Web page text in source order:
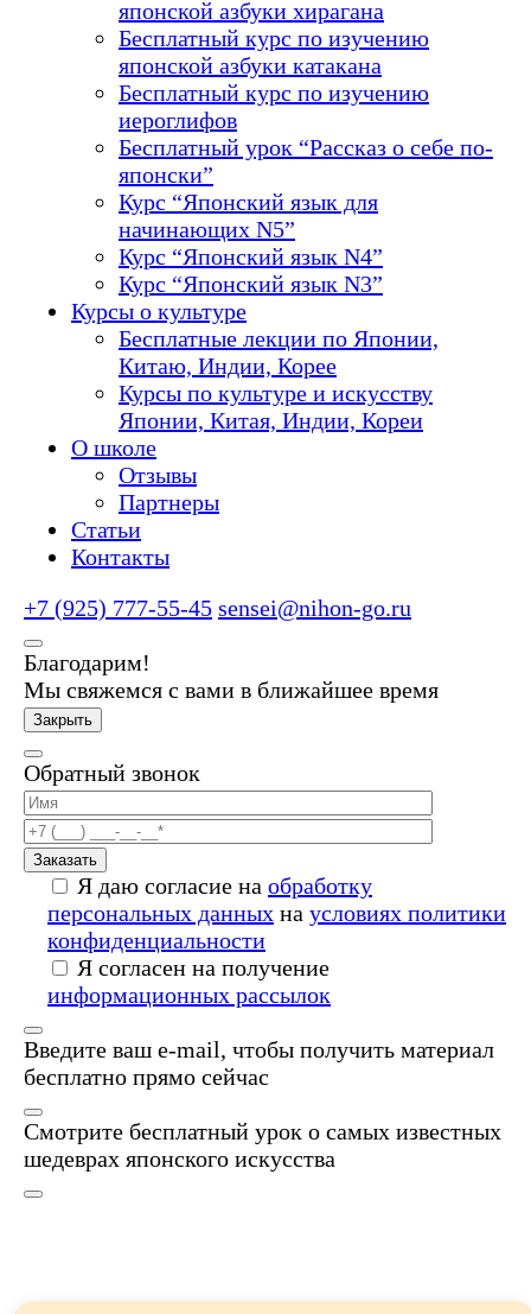
японской азбуки хирагана
Бесплатный курс по изучению
японской азбуки катакана
Бесплатный курс по изучению
иероглифов
Бесплатный урок “Рассказ о себе по-
японски”
Курс “Японский язык для
начинающих N5”
Курс “Японский язык N4”
Курс “Японский язык N3”
Курсы о культуре
Бесплатные лекции по Японии,
Китаю, Индии, Корее
Курсы по культуре и искусству
Японии, Китая, Индии, Кореи
О школе
Отзывы
Партнеры
Статьи
Контакты
+7 (925) 777-55-45 sensei@nihon-go.ru
Благодарим!
Мы свяжемся с вами в ближайшее время
Закрыть
Обратный звонок
Заказать
Я даю согласие на обработку
персональных данных на условиях политики
конфиденциальности
Я согласен на получение
информационных рассылок
Введите ваш e-mail, чтобы получить материал
бесплатно прямо сейчас
Смотрите бесплатный урок о самых известных
шедеврах японского искусства